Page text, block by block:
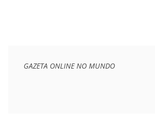
GAZETA ONLINE NO MUNDO